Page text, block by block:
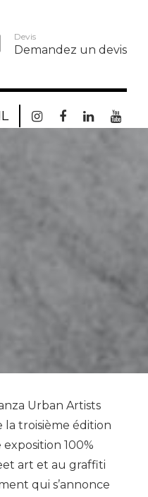
Devis
Demandez un devis
Urban Artists
la troisième édition
exposition 100%
art et au graffiti
qui s’annonce